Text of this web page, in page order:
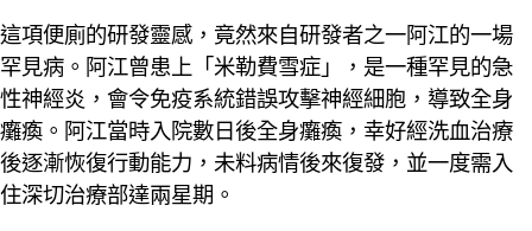
這項便廁的研發靈感，竟然來自研發者之一阿江的一場
罕見病。阿江曾患上「米勒費雪症」，是一種罕見的急
性神經炎，會令免疫系統錯誤攻擊神經細胞，導致全身
癱瘓。阿江當時入院數日後全身癱瘓，幸好經洗血治療
後逐漸恢復行動能力，未料病情後來復發，並一度需入
住深切治療部達兩星期。